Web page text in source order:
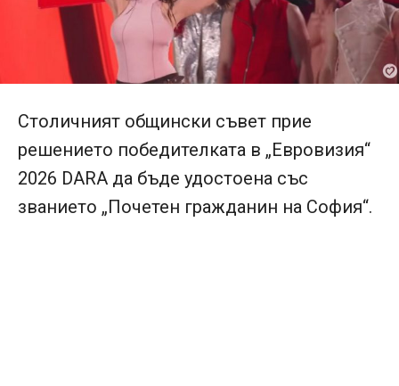
Столичният общински съвет прие
решението победителката в „Евровизия“
2026 DARA да бъде удостоена със
званието „Почетен гражданин на София“.